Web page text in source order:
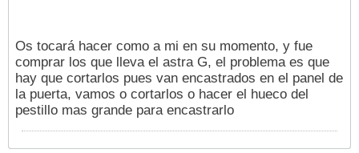
Os tocará hacer como a mi en su momento, y fue
comprar los que lleva el astra G, el problema es que
hay que cortarlos pues van encastrados en el panel de
la puerta, vamos o cortarlos o hacer el hueco del
pestillo mas grande para encastrarlo